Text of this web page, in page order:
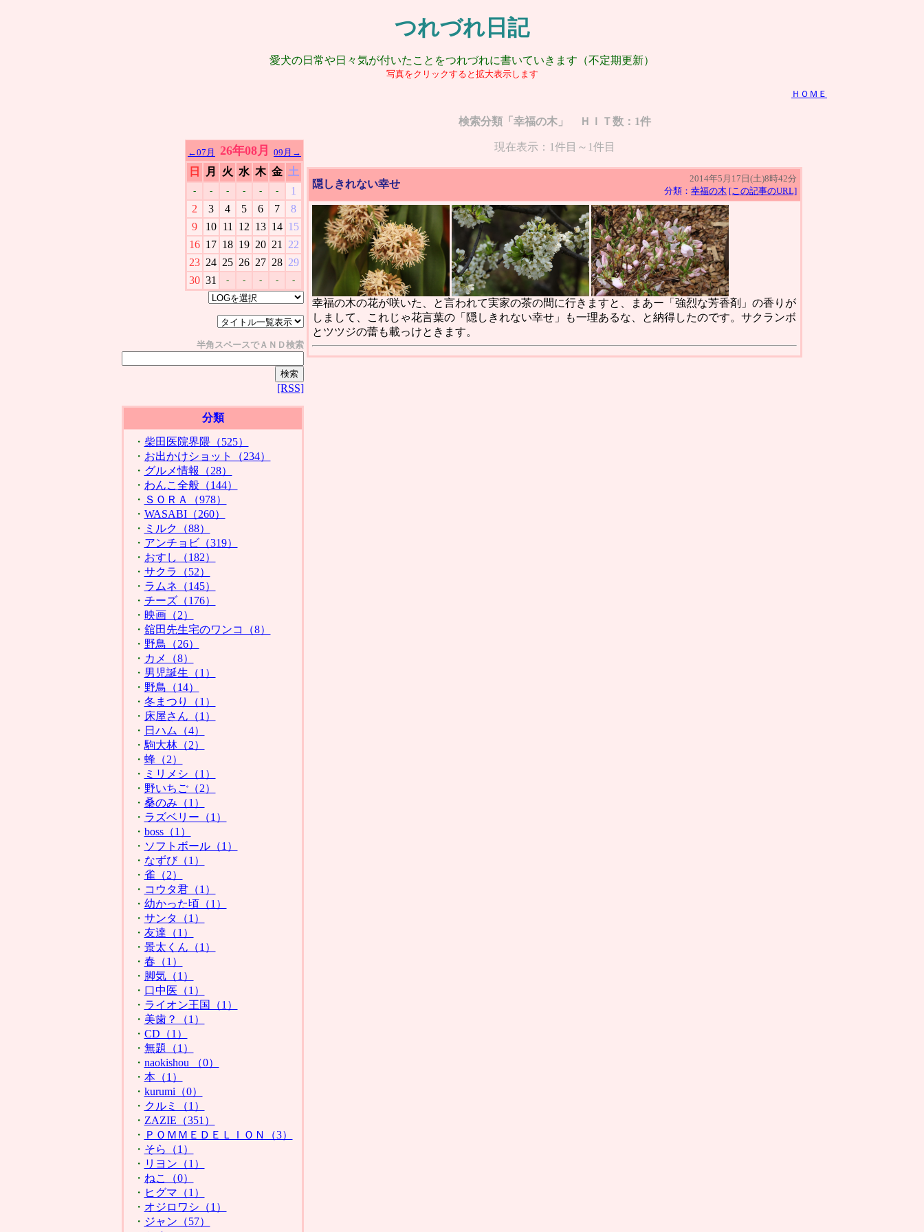
つれづれ日記
愛犬の日常や日々気が付いたことをつれづれに書いていきます（不定期更新）
写真をクリックすると拡大表示します
ＨＯＭＥ
←07月 26年08月 09月→
日 月 火 水 木 金 土
- - - - - -
1
2
3 4 5 6 7
8
9
10 11 12 13 14 15
16 17 18 19 20 21
22
23 24 25 26 27 28 29
30 31 - - - - -
半角スペースでＡＮＤ検索
[RSS]
分類
・ 柴田医院界隈（525）
・ お出かけショット（234）
・ グルメ情報（28）
・ わんこ全般（144）
・ ＳＯＲＡ（978）
・ WASABI（260）
・ ミルク（88）
・ アンチョビ（319）
・ おすし（182）
・ サクラ（52）
・ ラムネ（145）
・ チーズ（176）
・ 映画（2）
・ 舘田先生宅のワンコ（8）
・ 野鳥（26）
・ カメ（8）
・ 男児誕生（1）
・ 野鳥（14）
・ 冬まつり（1）
・ 床屋さん（1）
・ 日ハム（4）
・ 駒大林（2）
・ 蜂（2）
・ ミリメシ（1）
・ 野いちご（2）
・ 桑のみ（1）
・ ラズベリー（1）
・ boss（1）
・ ソフトボール（1）
・ なずび（1）
・ 雀（2）
・ コウタ君（1）
・ 幼かった頃（1）
・ サンタ（1）
・ 友達（1）
・ 景太くん（1）
・ 春（1）
・ 脚気（1）
・ 口中医（1）
・ ライオン王国（1）
・ 美歯？（1）
・ CD（1）
・ 無題（1）
・ naokishou （0）
・ 本（1）
・ kurumi（0）
・ クルミ（1）
・ ZAZIE（351）
・ ＰＯＭＭＥＤＥＬＩＯＮ（3）
・ そら（1）
・ リヨン（1）
・ ねこ（0）
・ ヒグマ（1）
・ オジロワシ（1）
・ ジャン（57）
検索分類「幸福の木」 ＨＩＴ数：1件
現在表示：1件目～1件目
隠しきれない幸せ
2014年5月17日(土)8時42分
分類： 幸福の木 [この記事のURL]
幸福の木の花が咲いた、と言われて実家の茶の間に行きますと、まあー「強烈な芳香剤」の香りが
しまして、これじゃ花言葉の「隠しきれない幸せ」も一理あるな、と納得したのです。サクランボ
とツツジの蕾も載っけときます。